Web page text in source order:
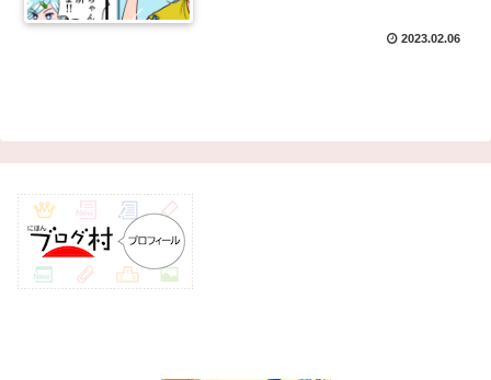
2023.02.06